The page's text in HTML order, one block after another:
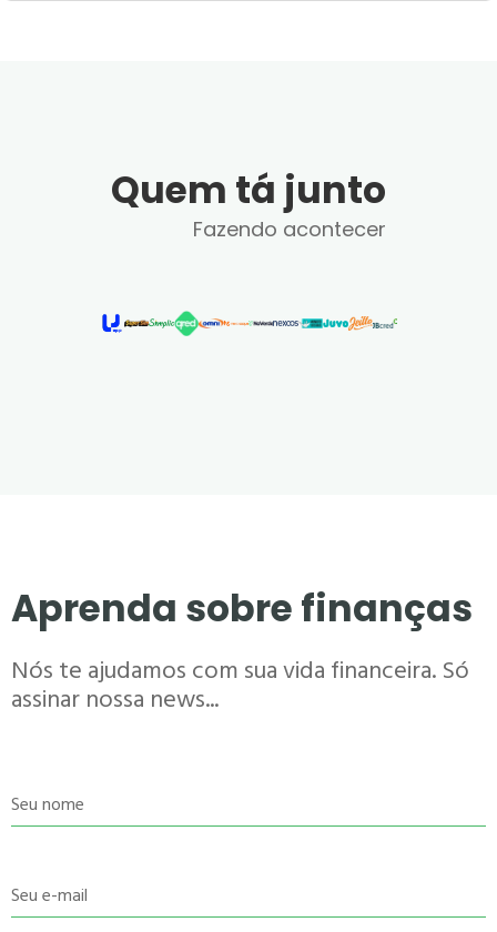
Quem tá junto
Fazendo acontecer
Aprenda sobre finanças
Nós te ajudamos com sua vida financeira. Só
assinar nossa news...
Seu nome
Seu e-mail